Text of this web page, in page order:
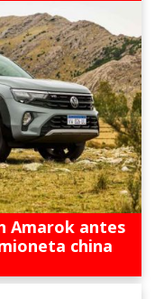
Amarok antes
china